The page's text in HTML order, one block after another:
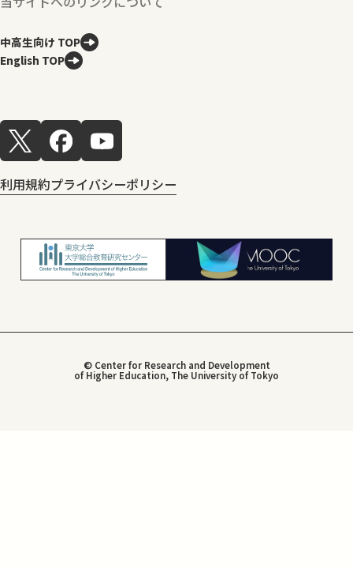
中高生向け TOP
English TOP
利用規約プライバシーポリシー
© Center for Research and Development
of Higher Education, The University of Tokyo